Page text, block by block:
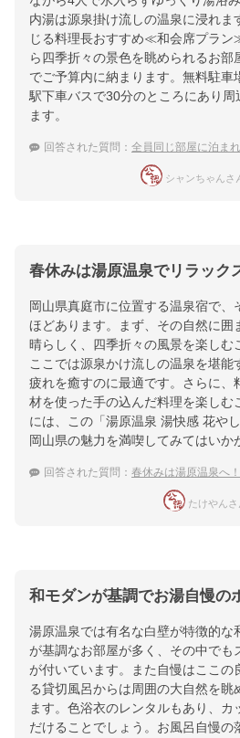
内湯は源泉掛け流しの温泉に浸れま
じる料理長おすすめ≪和会席プラ
ら四季折々の景色を眺められるお
でご予算内に納まります。無料駐車
駅下車バスで30分のところにあり周
ます。
回答された質問： 全員同じ部屋に泊まれる4人部屋のある湯原温
シャンちゃんさ
春休みは湯原温泉でリラック
岡山県真庭市に位置する温泉宿で、
ほどあります。まず、その自然に囲
晴らしく、四季折々の風景を楽しむ
ここでは源泉かけ流しの温泉を堪能
疲れを癒すのに最適です。さらに、
材を使った手の込んだ料理を楽しむ
には、この「湯原温泉 湯快感 花や
岡山県の魅力を満喫してみてはいか
回答された質問： 春休みは湯原温泉へ！岡
たけやんさ
和モダンが基調でお湯自慢の
湯原温泉では有名な白壁が特徴的な
が基調なお部屋が多く、その中でも
が付いています。また自慢はここの
る貸切風呂からは周囲の大自然を眺
ます。色浴衣のレンタルもあり、カ
だけることでしょう。お風呂自慢の